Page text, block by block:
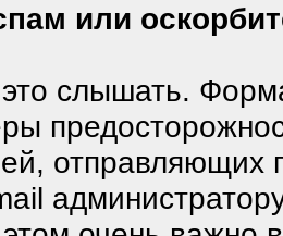
или
слышать.